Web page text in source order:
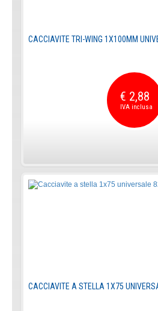
CACCIAVITE TRI-WING 1X100MM
€ 2,88
CACCIAVITE A STELLA 1X75